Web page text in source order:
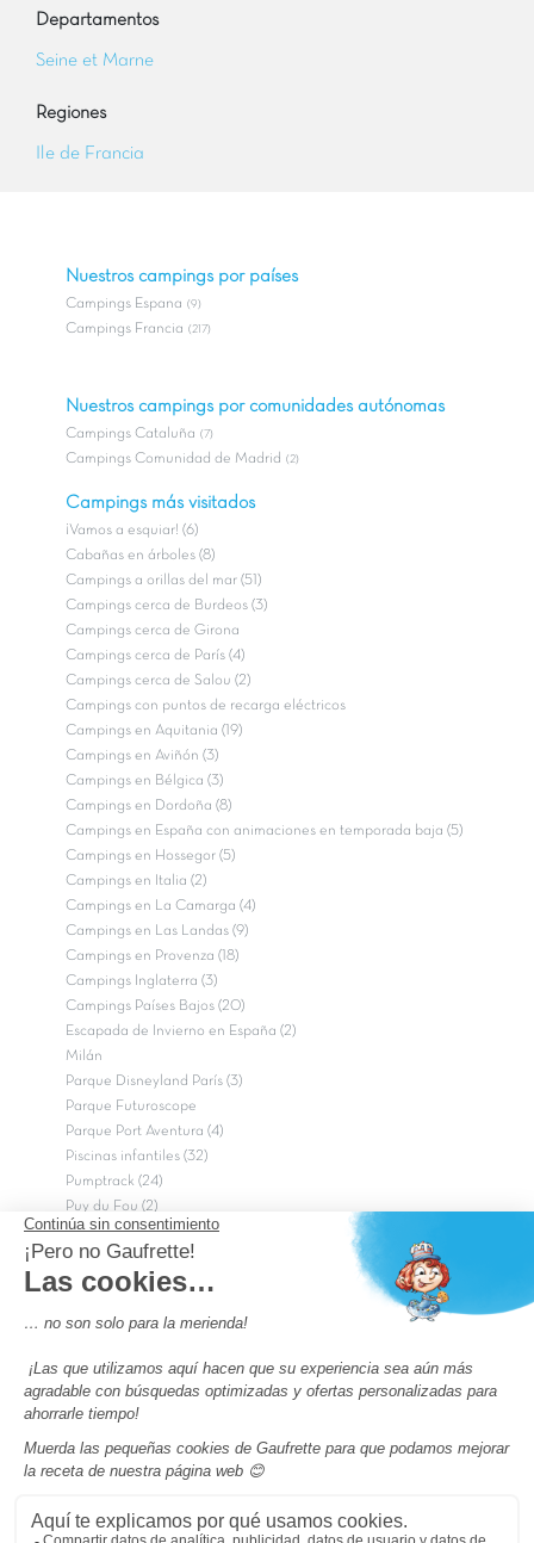
Departamentos
Seine et Marne
Regiones
Ile de Francia
Nuestros campings por países
Campings Espana (9)
Campings Francia (217)
Nuestros campings por comunidades autónomas
Campings Cataluña (7)
Campings Comunidad de Madrid (2)
Campings más visitados
¡Vamos a esquiar! (6)
Cabañas en árboles (8)
Campings a orillas del mar (51)
Campings cerca de Burdeos (3)
Campings cerca de Girona
Campings cerca de París (4)
Campings cerca de Salou (2)
Campings con puntos de recarga eléctricos
Campings en Aquitania (19)
Campings en Aviñón (3)
Campings en Bélgica (3)
Campings en Dordoña (8)
Campings en España con animaciones en temporada baja (5)
Campings en Hossegor (5)
Campings en Italia (2)
Campings en La Camarga (4)
Campings en Las Landas (9)
Campings en Provenza (18)
Campings Inglaterra (3)
Campings Países Bajos (20)
Escapada de Invierno en España (2)
Milán
Parque Disneyland París (3)
Parque Futuroscope
Parque Port Aventura (4)
Piscinas infantiles (32)
Pumptrack (24)
Puy du Fou (2)
Roma
Semana Santa (17)
tripadvisor Traveler’s Choice 2026 (43)
campings niños Francia
Camping Barcelona
Camping Murcia
Camping Costa daurada
Preguntas más frecuentes